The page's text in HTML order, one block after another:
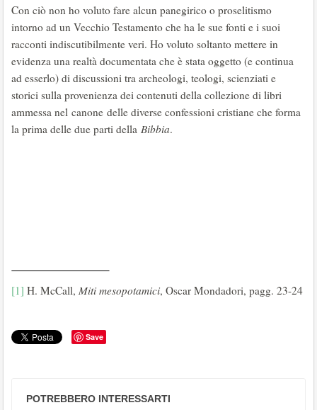
Con ciò non ho voluto fare alcun panegirico o proselitismo
intorno ad un Vecchio Testamento che ha le sue fonti e i suoi
racconti indiscutibilmente veri. Ho voluto soltanto mettere in
evidenza una realtà documentata che è stata oggetto (e continua
ad esserlo) di discussioni tra archeologi, teologi, scienziati e
storici sulla provenienza dei contenuti della collezione di libri
ammessa nel canone delle diverse confessioni cristiane che forma
la prima delle due parti della Bibbia.
[1] H. McCall, Miti mesopotamici, Oscar Mondadori, pagg. 23-24
Save
POTREBBERO INTERESSARTI